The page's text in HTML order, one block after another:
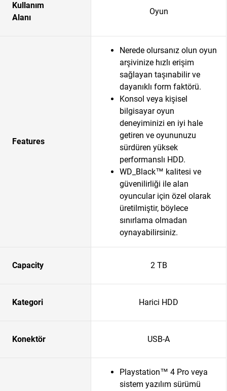
Kullanım
Alanı
Oyun
Features
Nerede olursanız olun oyun
arşivinize hızlı erişim
sağlayan taşınabilir ve
dayanıklı form faktörü.
Konsol veya kişisel
bilgisayar oyun
deneyiminizi en iyi hale
getiren ve oyununuzu
sürdüren yüksek
performanslı HDD.
WD_Black™ kalitesi ve
güvenilirliği ile alan
oyuncular için özel olarak
üretilmiştir, böylece
sınırlama olmadan
oynayabilirsiniz.
Capacity 2 TB
Kategori Harici HDD
Konektör USB-A
Playstation™ 4 Pro veya
sistem yazılım sürümü